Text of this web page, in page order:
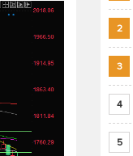
2
3
4
5